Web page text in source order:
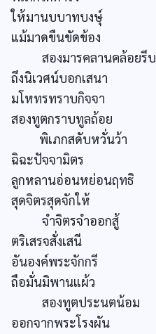
ให้มานบบาทบงษุ์
แม้มาดขืนขัดข้อง
สองมารคลานคล้อยรีบ
ถึงนิเวศน์บอกเสนา
มโหทรทราบกิจจา
สองทูตกราบทูลถ้อย
พิเภกสดับหวั่นว้า
ฉิฉะปัจจามิตร
ลูกหลานอ่อนหย่อนฤทธิ
สุดจิตรสุดจักให้
จำจิตรจำออกสู้
ตริเสรจสั่งเสนี
อันองค์พระจักกรี
ถือมั่นมิพานแผ้ว
สองทูตประนตน้อม
ออกจากพระโรงผัน